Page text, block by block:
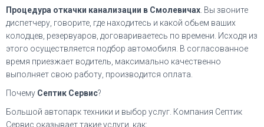
Процедура откачки канализации в Смолевичах . Вы звоните
диспетчеру, говорите, где находитесь и какой обьем ваших
колодцев, резервуаров, договариваетесь по времени. Исходя из
этого осуществляется подбор автомобиля. В согласованное
время приезжает водитель, максимально качественно
выполняет свою работу, производится оплата.
Почему Септик Сервис?
Большой автопарк техники и выбор услуг. Компания Септик
Сервис оказывает такие услуги, как: